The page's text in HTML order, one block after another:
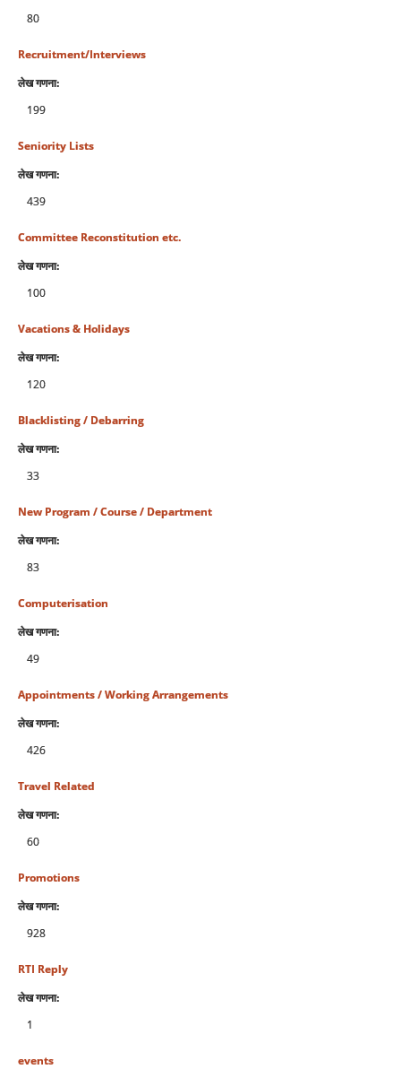
80
Recruitment/Interviews
लेख गणना:
199
Seniority Lists
लेख गणना:
439
Committee Reconstitution etc.
लेख गणना:
100
Vacations & Holidays
लेख गणना:
120
Blacklisting / Debarring
लेख गणना:
33
New Program / Course / Department
लेख गणना:
83
Computerisation
लेख गणना:
49
Appointments / Working Arrangements
लेख गणना:
426
Travel Related
लेख गणना:
60
Promotions
लेख गणना:
928
RTI Reply
लेख गणना:
1
events